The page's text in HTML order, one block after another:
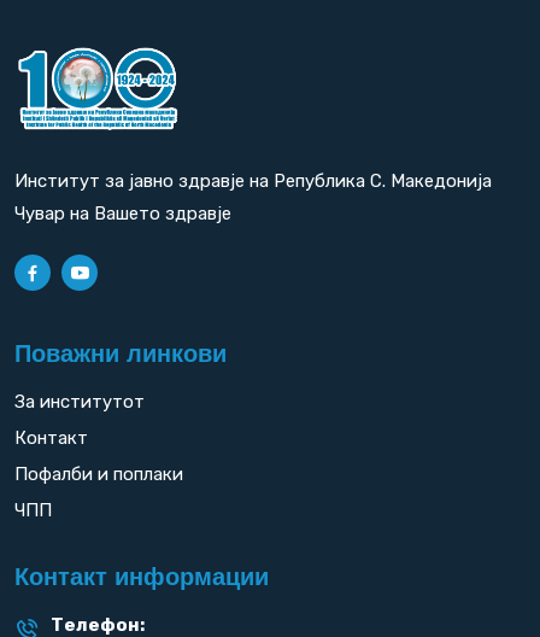
Институт за јавно здравје на Република С. Македонија
Чувар на Вашето здравје
Поважни линкови
За институтот
Контакт
Пофалби и поплаки
ЧПП
Контакт информации
Телефон: